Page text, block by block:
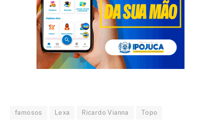
famosos Lexa Ricardo Vianna Topo